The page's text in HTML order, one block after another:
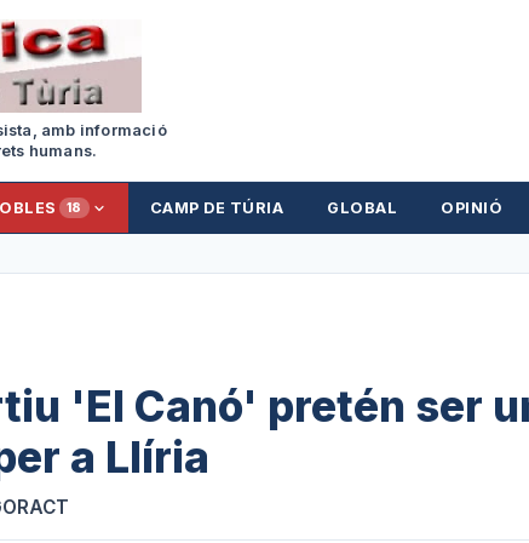
amb informació
humans.
18 CAMP DE TÚRIA GLOBAL OPINIÓ
'El Canó' pretén ser
a Llíria